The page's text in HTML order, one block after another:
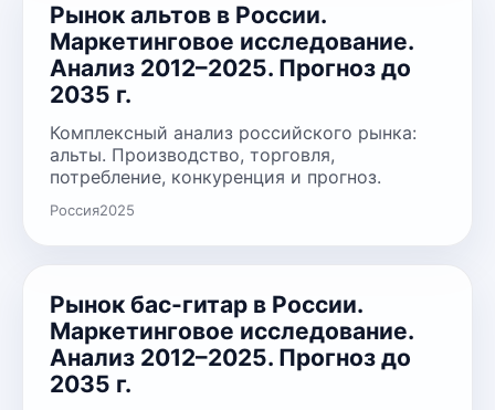
Рынок альтов в России.
Маркетинговое исследование.
Анализ 2012–2025. Прогноз до
2035 г.
Комплексный анализ российского рынка:
альты. Производство, торговля,
потребление, конкуренция и прогноз.
Россия2025
Рынок бас-гитар в России.
Маркетинговое исследование.
Анализ 2012–2025. Прогноз до
2035 г.